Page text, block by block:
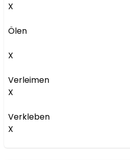
X
Ölen
X
Verleimen
X
Verkleben
X